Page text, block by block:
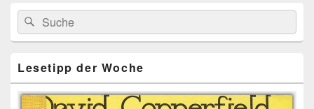
Primärer
Seitenleisten
Widget-
Bereich
Search
for:
Suche
Lesetipp der Woche